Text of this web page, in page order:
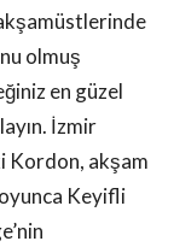
akşamüstlerinde
olmuş
en güzel
İzmir
Kordon, akşam
Keyifli